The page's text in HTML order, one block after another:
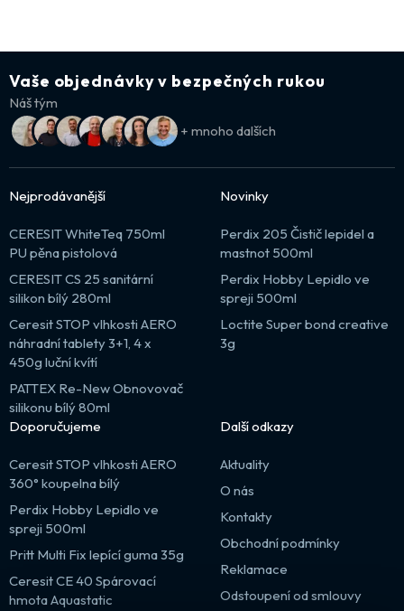
Vaše objednávky v bezpečných rukou
Náš tým
+ mnoho dalších
Nejprodávanější
CERESIT WhiteTeq 750ml
PU pěna pistolová
CERESIT CS 25 sanitární
silikon bílý 280ml
Ceresit STOP vlhkosti AERO
náhradní tablety 3+1, 4 x
450g luční kvítí
PATTEX Re-New Obnovovač
silikonu bílý 80ml
Novinky
Perdix 205 Čistič lepidel a
mastnot 500ml
Perdix Hobby Lepidlo ve
spreji 500ml
Loctite Super bond creative
3g
Doporučujeme
Ceresit STOP vlhkosti AERO
360° koupelna bílý
Perdix Hobby Lepidlo ve
spreji 500ml
Pritt Multi Fix lepící guma 35g
Ceresit CE 40 Spárovací
hmota Aquastatic
Další odkazy
Aktuality
O nás
Kontakty
Obchodní podmínky
Reklamace
Odstoupení od smlouvy